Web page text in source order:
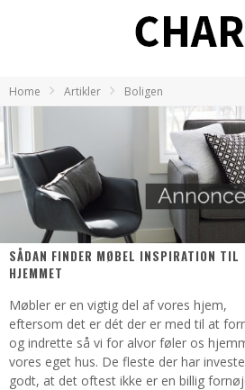
Home Artikler Boligen
SÅDAN FINDER MØBEL INSPIRATION TIL
HJEMMET
Møbler er en vigtig del af vores hjem,
eftersom det er dét der er med til at
og indrette så vi for alvor føler os
vores eget hus. De fleste der har
godt, at det oftest ikke er en billig